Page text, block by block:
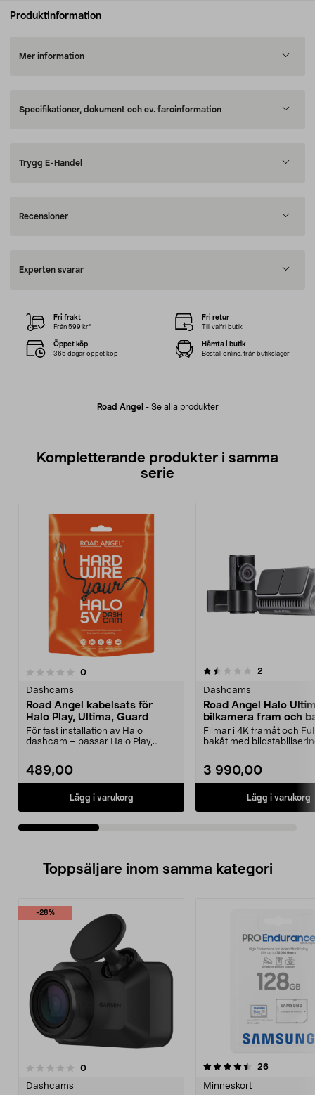
Produktinformation
Mer information
Specifikationer, dokument och ev. faroinformation
Trygg E-Handel
Recensioner
Experten svarar
Road Angel - Se alla produkter
Fri frakt
Från 599 kr*
Fri retur
Till valfri butik
Öppet köp
365 dagar öppet köp
Hämta i butik
Beställ online, från butikslager
Kompletterande produkter i samma
serie
0recensioner
Dashcams
Road Angel kabelsats för
Halo Play, Ultima, Guard
För fast installation av Halo
dashcam – passar Halo Play,
489,00
Lägg i varukorg
1.5av 5 stjärnor 2
Dashcams
Road Angel Halo
bilkamera fram och
Dual GPS
Filmar i 4K framåt och
bakåt med
3 990,00
Lägg i varukorg
0.0 av 5 stjärnor
Toppsäljare inom samma kategori
-28%
0recensioner
Dashcams
4.5 av 5 stjärnor 26recensioner
Minneskort
4.5 av 5 stjärnor